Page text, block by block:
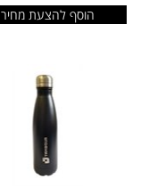
הוסף להצעת מחיר